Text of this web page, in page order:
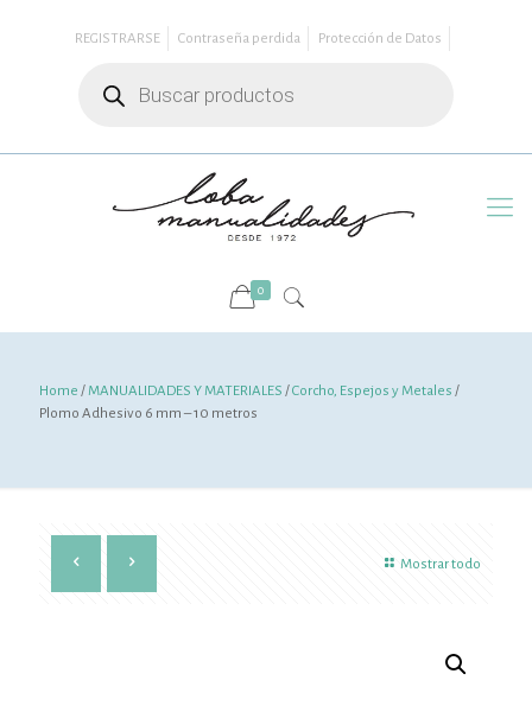
REGISTRARSE Contraseña perdida
Protección de Datos
productos
0
Home /MANUALIDADES Y MATERIALES /Corcho, Espejos y Metales /
Plomo Adhesivo 6 mm – 10 metros
Mostrar todo